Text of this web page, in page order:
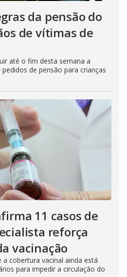
da pensão do
de vítimas de
até o fim desta semana a
de pensão para crianças
11 casos de
reforça
vacinação
cobertura vacinal ainda está
para impedir a circulação do